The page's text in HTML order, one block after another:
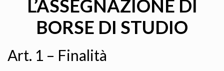
L’ASSEGNAZIONE DI
BORSE DI STUDIO
Art. 1 – Finalità